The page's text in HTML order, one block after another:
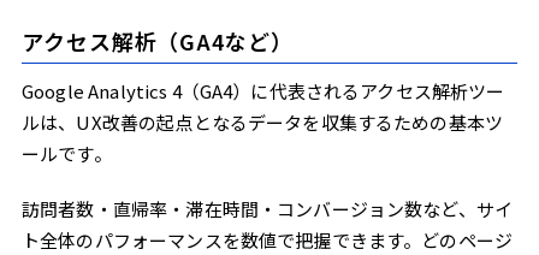
アクセス解析（GA4など）
Google Analytics 4（GA4）に代表されるアクセス解析ツー
ルは、UX改善の起点となるデータを収集するための基本ツ
ールです。
訪問者数・直帰率・滞在時間・コンバージョン数など、サイ
ト全体のパフォーマンスを数値で把握できます。どのページ